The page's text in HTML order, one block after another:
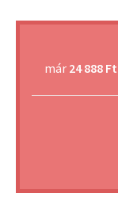
már 24 888 Ft